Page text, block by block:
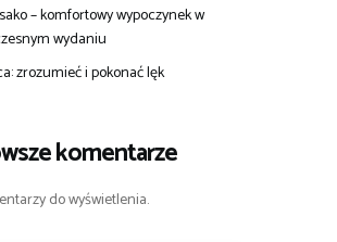
– komfortowy wypoczynek w
wydaniu
zrozumieć i pokonać lęk
komentarze
do wyświetlenia.